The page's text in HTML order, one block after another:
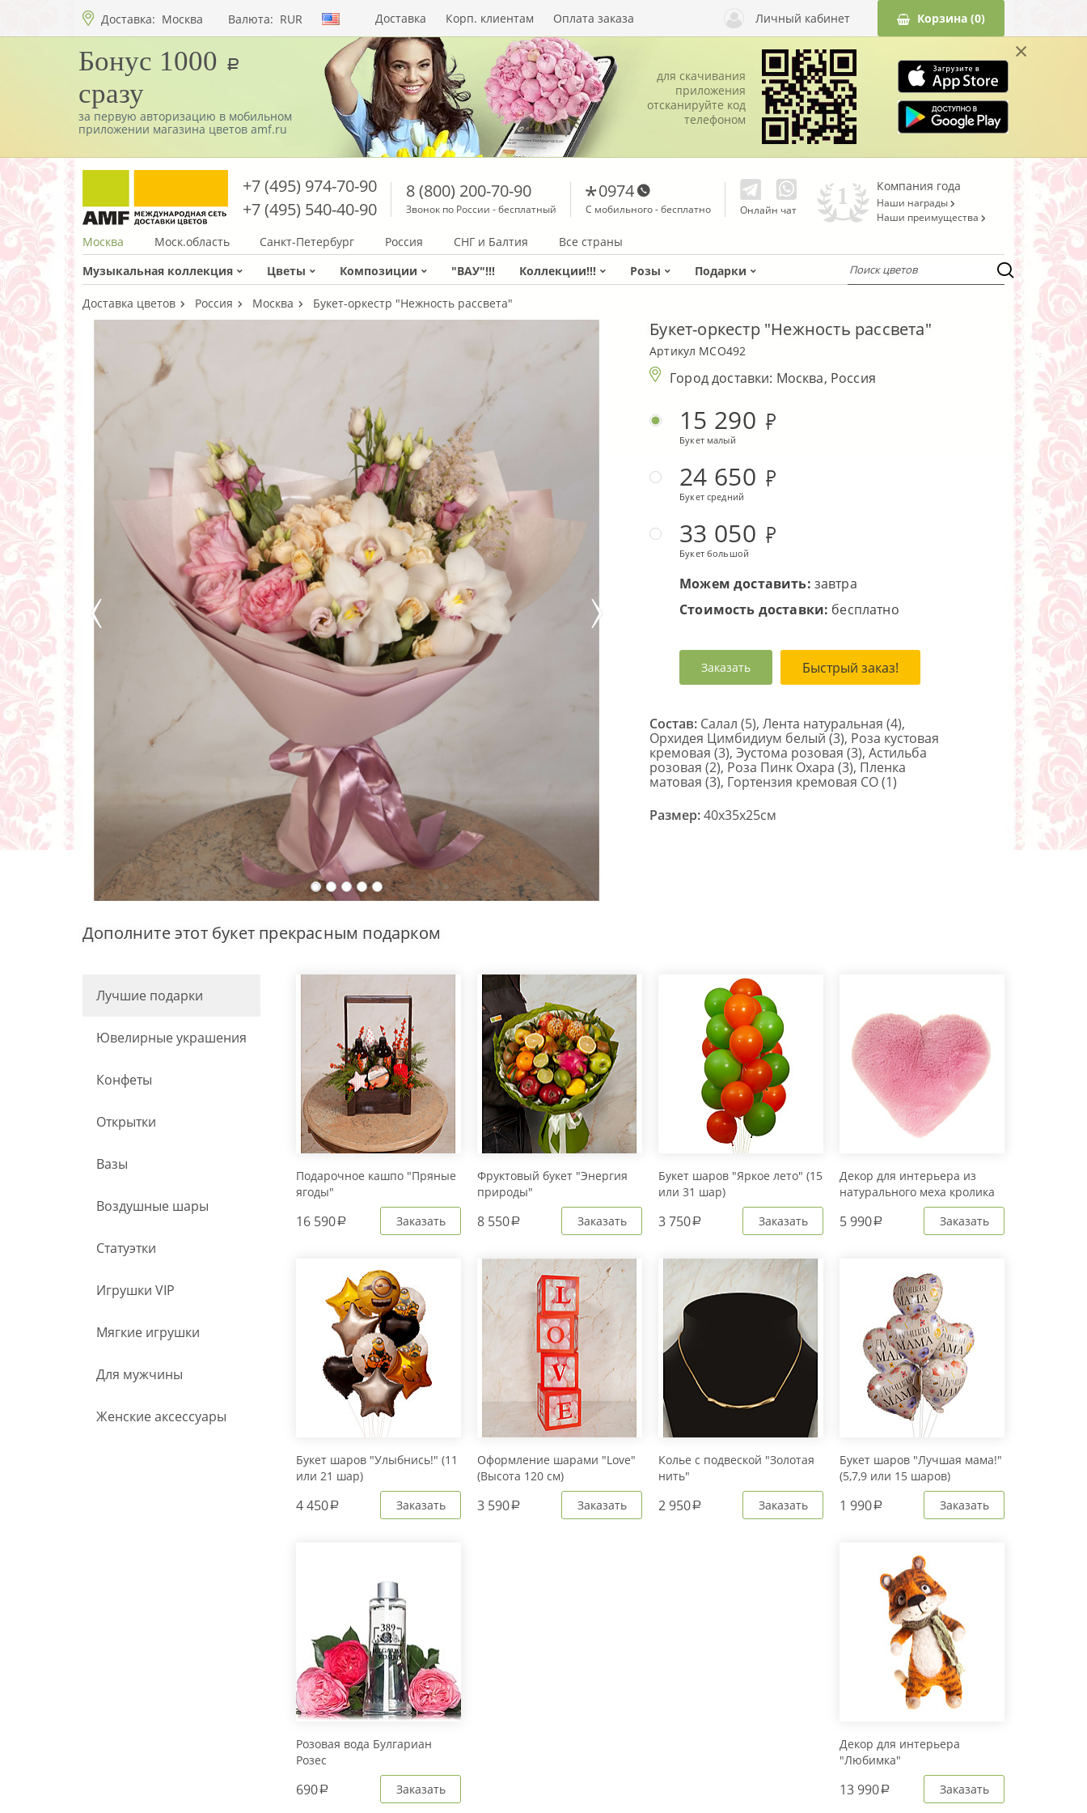
×
Бонус 1000 a
сразу
за первую авторизацию в мобильном
приложении магазина цветов amf.ru
для скачивания
приложения
отсканируйте код
телефоном
Доставка: Москва Валюта: RUR Доставка Корп. клиентам Оплата заказа Личный кабинет Корзина(0)
+7 (495) 974-70-90
+7 (495) 540-40-90
8 (800) 200-70-90
Звонок по России - бесплатный
0974
С мобильного - бесплатно Онлайн чат
Компания года
Наши награды
Наши преимущества
Москва Моск.область Санкт-Петербург Россия СНГ и Балтия
Все страны
Музыкальная коллекция
Цветы Композиции "ВАУ"!!! Коллекции!!! Розы Подарки
Доставка цветов Россия Москва Букет-оркестр "Нежность рассвета"
Букет-оркестр "Нежность рассвета"
Артикул MCO492
Город доставки: Москва, Россия
15 290
Букет малый
24 650
Букет средний
33 050
Букет большой
Можем доставить: завтра
Стоимость доставки: бесплатно
Заказать Быстрый заказ!
Состав: Салал (5), Лента натуральная (4),
Орхидея Цимбидиум белый (3), Роза кустовая
кремовая (3), Эустома розовая (3), Астильба
розовая (2), Роза Пинк Охара (3), Пленка
матовая (3), Гортензия кремовая СО (1)
Размер:40x35x25см
Дополните этот букет прекрасным подарком
Лучшие подарки
Ювелирные украшения
Конфеты
Открытки
Вазы
Воздушные шары
Статуэтки
Игрушки VIP
Мягкие игрушки
Для мужчины
Женские аксессуары
Подарочное кашпо "Пряные
ягоды"
16 590a Заказать
Фруктовый букет "Энергия
природы"
8 550a Заказать
Букет шаров "Яркое лето" (15
или 31 шар)
3 750a Заказать
Декор для интерьера из
натурального меха кролика
Рекс "Сердце" IM20601
5 990a Заказать
Букет шаров "Улыбнись!" (11
или 21 шар)
4 450a Заказать
Оформление шарами "Love"
(Высота 120 см)
3 590a Заказать
Колье с подвеской "Золотая
нить"
2 950a Заказать
Букет шаров "Лучшая мама!"
(5,7,9 или 15 шаров)
1 990a Заказать
Розовая вода Булгариан
Розес
690a Заказать
Декор для интерьера
"Любимка"
13 990a Заказать